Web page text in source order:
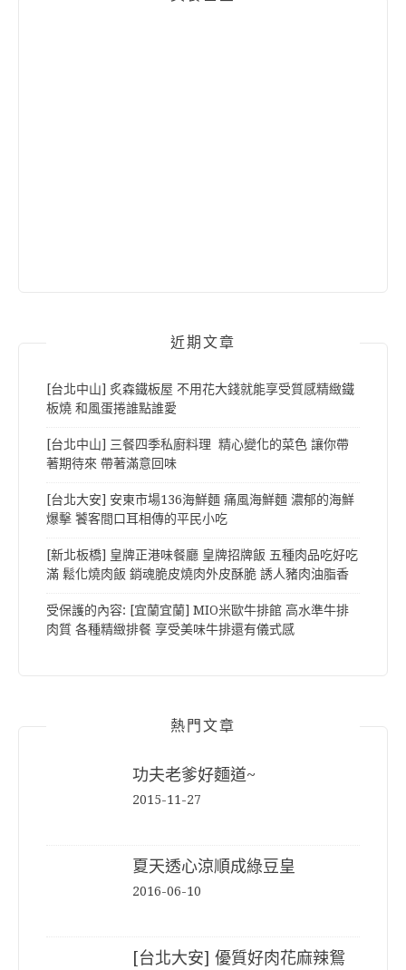
近期文章
[台北中山] 炙森鐵板屋 不用花大錢就能享受質感精緻鐵
板燒 和風蛋捲誰點誰愛
[台北中山] 三餐四季私廚料理 精心變化的菜色 讓你帶
著期待來 帶著滿意回味
[台北大安] 安東市場136海鮮麵 痛風海鮮麵 濃郁的海鮮
爆擊 饕客間口耳相傳的平民小吃
[新北板橋] 皇牌正港味餐廳 皇牌招牌飯 五種肉品吃好吃
滿 鬆化燒肉飯 銷魂脆皮燒肉外皮酥脆 誘人豬肉油脂香
受保護的內容: [宜蘭宜蘭] MIO米歐牛排館 高水準牛排
肉質 各種精緻排餐 享受美味牛排還有儀式感
熱門文章
功夫老爹好麵道~
2015-11-27
夏天透心涼順成綠豆皇
2016-06-10
[台北大安] 優質好肉花麻辣鴛